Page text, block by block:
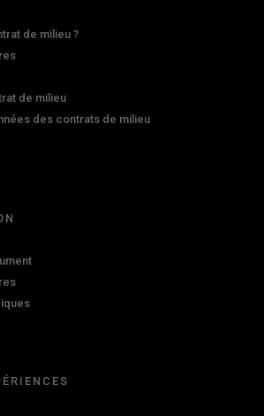
de milieu ?
de milieu
des contrats de milieu